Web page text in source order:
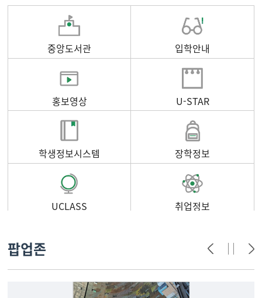
중앙도서관 입학안내
홍보영상 U-STAR
학생정보시스템 장학정보
UCLASS 취업정보
팝업존